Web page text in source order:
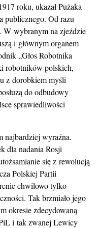
roku, ukazał Pużaka
publicznego. Od razu
W wybranym na zjeździe
i głównym organem
„Głos Robotnika
robotników polskich,
z dorobkiem myśli
do odbudowy
sprawiedliwości
najbardziej wyraźna.
dla nadania Rosji
się z rewolucją
Polskiej Partii
chwilowo tylko
Tak brzmiało jego
okresie zdecydowaną
i tak zwanej Lewicy